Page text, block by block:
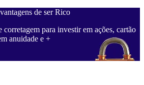
de ser Rico
corretagem para investir em ações, cartão
anuidade e +